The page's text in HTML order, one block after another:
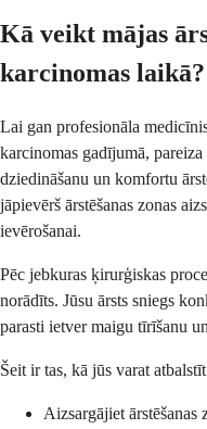
Kā veikt mājas
karcinomas laikā?
Lai gan profesionāla
karcinomas gadījumā,
dziedināšanu un komfortu
jāpievērš ārstēšanas zonas
ievērošanai.
Pēc jebkuras ķirurģiskas
norādīts. Jūsu ārsts sniegs
parasti ietver maigu tīrīšanu
Šeit ir tas, kā jūs varat
Aizsargājiet ārstēšanas